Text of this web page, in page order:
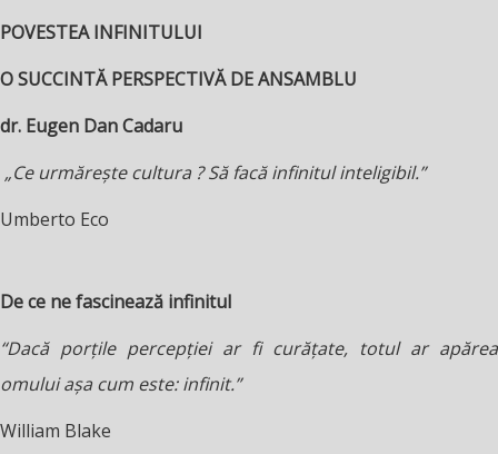
POVESTEA INFINITULUI
O SUCCINTĂ PERSPECTIVĂ DE ANSAMBLU
dr. Eugen Dan Cadaru
„Ce urmărește cultura ? Să facă infinitul inteligibil.”
Umberto Eco
De ce ne fascinează infinitul
“Dacă porțile percepției ar fi curățate, totul ar apărea
omului așa cum este: infinit.”
William Blake